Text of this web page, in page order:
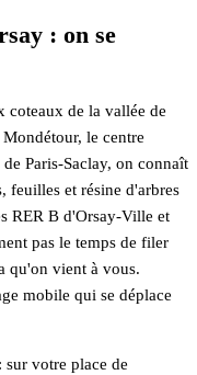
: on se
coteaux de la vallée de
le centre
Paris-Saclay, on connaît
feuilles et résine d'arbres
RER B d'Orsay-Ville et
pas le temps de filer
qu'on vient à vous.
mobile qui se déplace
votre place de